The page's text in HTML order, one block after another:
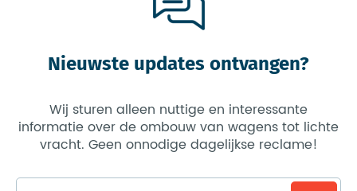
Nieuwste updates ontvangen?
Wij sturen alleen nuttige en interessante
informatie over de ombouw van wagens tot lichte
vracht. Geen onnodige dagelijkse reclame!